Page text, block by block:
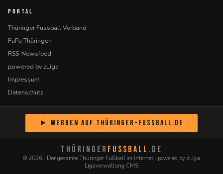
PORTAL
Thüringer Fussball Verband
FuPa Thüringen
RSS-Newsfeed
powered by zLiga
Impressum
Datenschutz
► Werben auf Thüringer-Fussball.de
THÜRINGER FUSSBALL .DE
© 2026 · Der gesamte Thüringer Fußball im Internet · powered by zLiga
Ligaverwaltung CMS